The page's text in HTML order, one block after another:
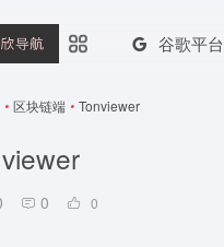
谷歌平台
• 区块链端 • Tonviewer
0 0